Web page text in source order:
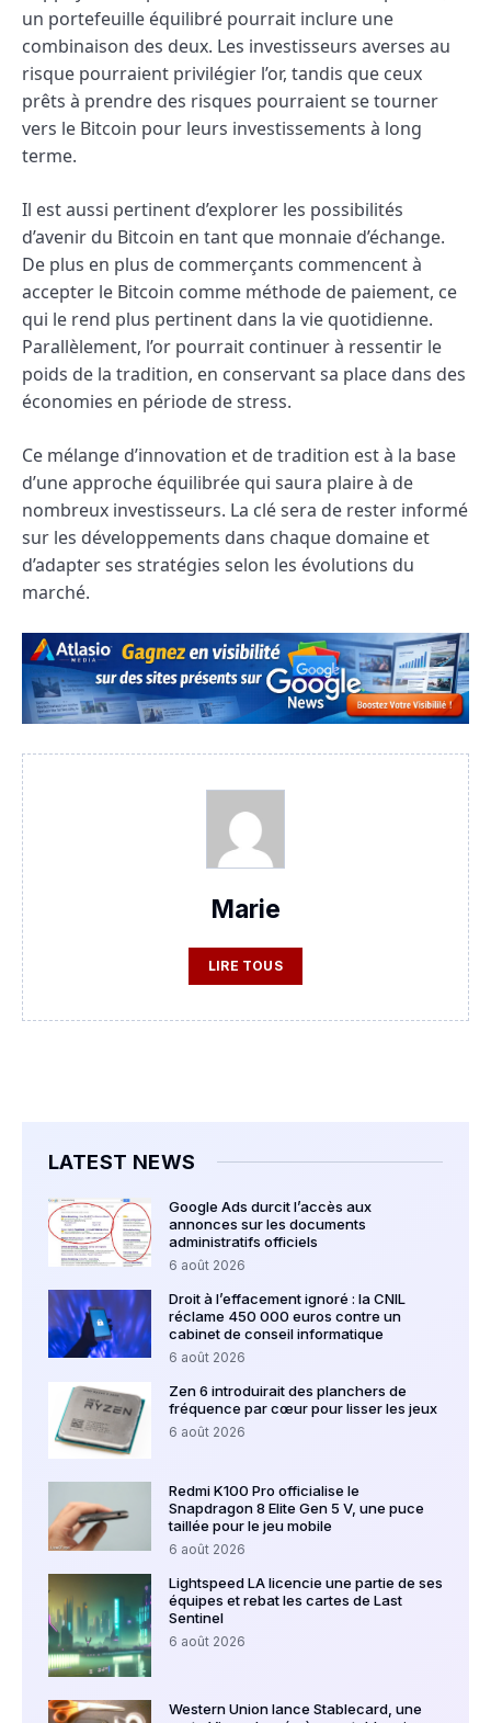
un portefeuille équilibré pourrait inclure une
combinaison des deux. Les investisseurs averses au
risque pourraient privilégier l’or, tandis que ceux
prêts à prendre des risques pourraient se tourner
vers le Bitcoin pour leurs investissements à long
terme.
Il est aussi pertinent d’explorer les possibilités
d’avenir du Bitcoin en tant que monnaie d’échange.
De plus en plus de commerçants commencent à
accepter le Bitcoin comme méthode de paiement, ce
qui le rend plus pertinent dans la vie quotidienne.
Parallèlement, l’or pourrait continuer à ressentir le
poids de la tradition, en conservant sa place dans des
économies en période de stress.
Ce mélange d’innovation et de tradition est à la base
d’une approche équilibrée qui saura plaire à de
nombreux investisseurs. La clé sera de rester informé
sur les développements dans chaque domaine et
d’adapter ses stratégies selon les évolutions du
marché.
Marie
LIRE TOUS
LATEST NEWS
Google Ads durcit l’accès aux
annonces sur les documents
administratifs officiels
6 août 2026
Droit à l’effacement ignoré : la CNIL
réclame 450 000 euros contre un
cabinet de conseil informatique
6 août 2026
Zen 6 introduirait des planchers de
fréquence par cœur pour lisser les jeux
6 août 2026
Redmi K100 Pro officialise le
Snapdragon 8 Elite Gen 5 V, une puce
taillée pour le jeu mobile
6 août 2026
Lightspeed LA licencie une partie de ses
équipes et rebat les cartes de Last
Sentinel
6 août 2026
Western Union lance Stablecard, une